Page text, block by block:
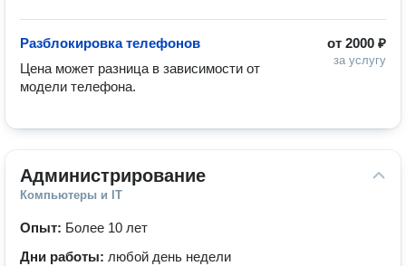
от 2000 ₽
за услугу
Разблокировка телефонов
Цена может разница в зависимости от
модели телефона.
Администрирование
Компьютеры и IT
Опыт: Более 10 лет
Дни работы: любой день недели